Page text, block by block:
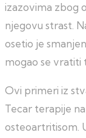
izazovima zbog
njegovu strast.
osetio je
mogao se vratiti
Ovi primeri iz
Tecar terapije
osteoartritisom.